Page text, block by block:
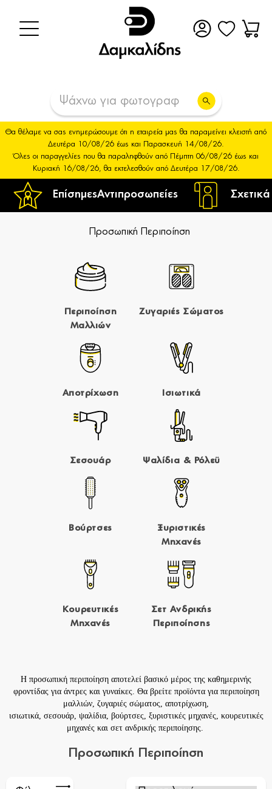
ΕπίσημεςΑντιπροσωπείες
Θα θέλαμε να σας ενημερώσουμε ότι η εταιρεία μας θα παραμείνει κλειστή από
Δευτέρα 10/08/26 έως και Παρασκευή 14/08/26.
Όλες οι παραγγελίες που θα παραληφθούν από Πέμπτη 06/08/26 έως και
Κυριακή 16/08/26, θα εκτελεσθούν από Δευτέρα 17/08/26.
Προσωπική Περιποίηση
Περιποίηση
Μαλλιών
Ζυγαριές Σώματος
Αποτρίχωση Ισιωτικά
Σεσουάρ Ψαλίδια & Ρόλεϋ
Βούρτσες
Ξυριστικές
Μηχανές
Κουρευτικές
Μηχανές
Σετ Ανδρικής
Περιποίησης
Η προσωπική περιποίηση αποτελεί βασικό μέρος της καθημερινής
φροντίδας για άντρες και γυναίκες. Θα βρείτε προϊόντα για περιποίηση
μαλλιών ζυγαριές σώματος αποτρίχωση
ισιωτικά, σεσουάρ, ψαλίδια, βούρτσες ξυριστικές μηχανές κουρευτικές
μηχανές και σετ ανδρικής περιποίησης
Προσωπική Περιποίηση